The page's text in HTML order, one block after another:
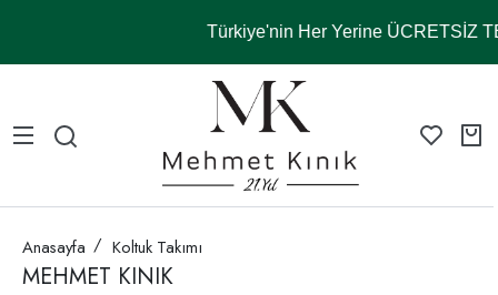
Türkiye'nin Her Yerine ÜCRETSİZ
Anasayfa Koltuk Takımı
MEHMET KINIK